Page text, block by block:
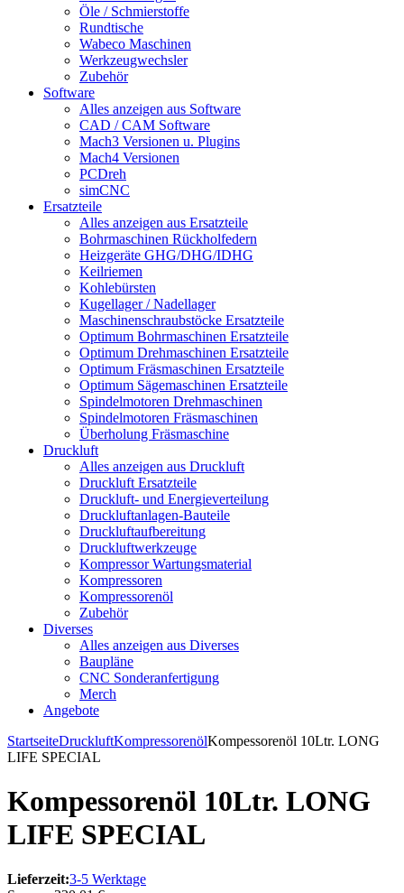
Öle / Schmierstoffe
Rundtische
Wabeco Maschinen
Werkzeugwechsler
Zubehör
Software
Alles anzeigen aus Software
CAD / CAM Software
Mach3 Versionen u. Plugins
Mach4 Versionen
PCDreh
simCNC
Ersatzteile
Alles anzeigen aus Ersatzteile
Bohrmaschinen Rückholfedern
Heizgeräte GHG/DHG/IDHG
Keilriemen
Kohlebürsten
Kugellager / Nadellager
Maschinenschraubstöcke Ersatzteile
Optimum Bohrmaschinen Ersatzteile
Optimum Drehmaschinen Ersatzteile
Optimum Fräsmaschinen Ersatzteile
Optimum Sägemaschinen Ersatzteile
Spindelmotoren Drehmaschinen
Spindelmotoren Fräsmaschinen
Überholung Fräsmaschine
Druckluft
Alles anzeigen aus Druckluft
Druckluft Ersatzteile
Druckluft- und Energieverteilung
Druckluftanlagen-Bauteile
Druckluftaufbereitung
Druckluftwerkzeuge
Kompressor Wartungsmaterial
Kompressoren
Kompressorenöl
Zubehör
Diverses
Alles anzeigen aus Diverses
Baupläne
CNC Sonderanfertigung
Merch
Angebote
StartseiteDruckluftKompressorenölKompessorenöl 10Ltr. LONG
LIFE SPECIAL
Kompessorenöl 10Ltr. LONG
LIFE SPECIAL
Lieferzeit:3-5 Werktage